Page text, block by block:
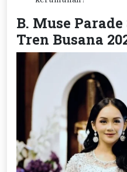
B. Muse
Tren Busana